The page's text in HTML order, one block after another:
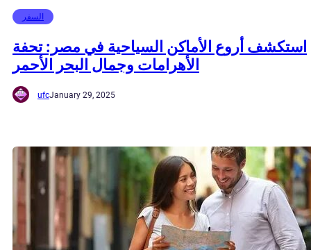
السفر
استكشف أروع الأماكن السياحية في مصر: تحفة
الأهرامات وجمال البحر الأحمر
ufcJanuary 29, 2025